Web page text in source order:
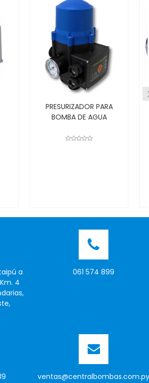
PARA
TANQUE
a
4
061 574 899
ventas@centralbombas.com.py